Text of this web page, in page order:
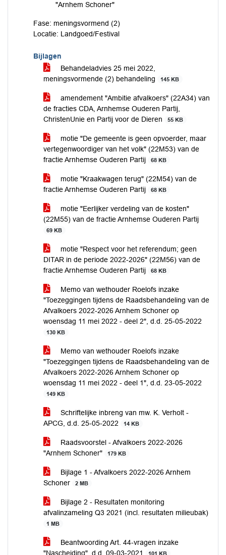
"Arnhem Schoner"
Fase: meningsvormend (2)
Locatie: Landgoed/Festival
Bijlagen
Behandeladvies 25 mei 2022,
meningsvormende (2) behandeling
145 KB
amendement "Ambitie afvalkoers" (22A34) van
de fracties CDA, Arnhemse Ouderen Partij,
ChristenUnie en Partij voor de Dieren
55 KB
motie "De gemeente is geen opvoerder, maar
vertegenwoordiger van het volk" (22M53) van de
fractie Arnhemse Ouderen Partij
68 KB
motie "Kraakwagen terug" (22M54) van de
fractie Arnhemse Ouderen Partij
68 KB
motie "Eerlijker verdeling van de kosten"
(22M55) van de fractie Arnhemse Ouderen Partij
69 KB
motie "Respect voor het referendum; geen
DITAR in de periode 2022-2026" (22M56) van de
fractie Arnhemse Ouderen Partij
68 KB
Memo van wethouder Roelofs inzake
"Toezeggingen tijdens de Raadsbehandeling van de
Afvalkoers 2022-2026 Arnhem Schoner op
woensdag 11 mei 2022 - deel 2", d.d. 25-05-2022
130 KB
Memo van wethouder Roelofs inzake
"Toezeggingen tijdens de Raadsbehandeling van de
Afvalkoers 2022-2026 Arnhem Schoner op
woensdag 11 mei 2022 - deel 1", d.d. 23-05-2022
149 KB
Schriftelijke inbreng van mw. K. Verholt -
APCG, d.d. 25-05-2022
14 KB
Raadsvoorstel - Afvalkoers 2022-2026
"Arnhem Schoner"
179 KB
Bijlage 1 - Afvalkoers 2022-2026 Arnhem
Schoner
2 MB
Bijlage 2 - Resultaten monitoring
afvalinzameling Q3 2021 (incl. resultaten milieubak)
1 MB
Beantwoording Art. 44-vragen inzake
"Nascheiding", d.d. 09-03-2021
101 KB